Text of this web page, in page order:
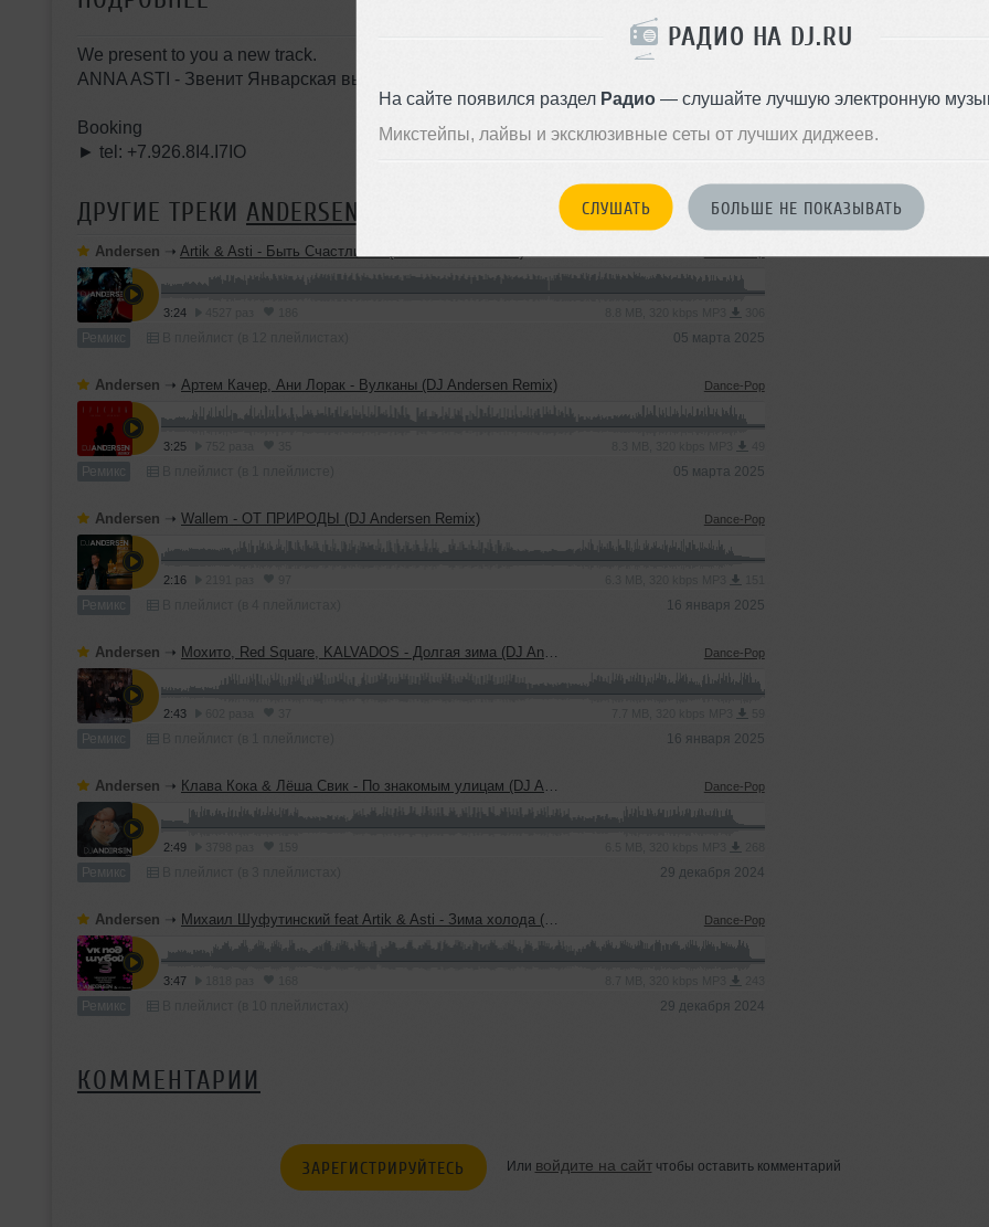
РАДИО НА DJ.RU
На сайте появился раздел Радио— слушайте лучшую электронную
Микстейпы, лайвы и эксклюзивные сеты от лучших диджеев.
СЛУШАТЬ БОЛЬШЕ НЕ ПОКАЗЫВАТЬ
We present to you a new track.
ANNA ASTI - Звенит Январская вьюга (DJ Andersen New Year Remix)
Booking
► tel: +7.926.8I4.I7IO
ДРУГИЕ ТРЕКИ ANDERSEN
Andersen ➝ Artik & Asti - Быть Счастливой (DJ Andersen Remix)
3:24
Ремикс 05 марта 2025
Andersen ➝ Артем Качер, Ани Лорак - Вулканы (DJ Andersen Remix) Dance-Pop
3:25
Ремикс 05 марта 2025
Andersen ➝ Wallem - ОТ ПРИРОДЫ (DJ Andersen Remix) Dance-Pop
2:16
Ремикс 16 января 2025
Andersen ➝ Мохито, Red Square, KALVADOS - Долгая зима (DJ Andersen Remix) Dance-Pop
2:43
Ремикс 16 января 2025
Andersen ➝ Клава Кока & Лёша Свик - По знакомым улицам (DJ Andersen Remix) Dance-Pop
2:49
Ремикс 29 декабря 2024
Andersen ➝ Михаил Шуфутинский feat Artik & Asti - Зима холода (DJ Andersen Remix) Dance-Pop
3:47
Ремикс 29 декабря 2024
Записан: 29 декабря 2022
Добавлен: 29 декабря 2022,
КОММЕНТАРИИ
ЗАРЕГИСТРИРУЙТЕСЬ Или войдите на сайтчтобы оставить комментарий